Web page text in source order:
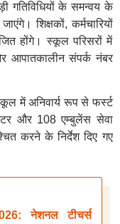
गतिविधियों के समन्वय के
शिक्षकों, कर्मचारियों
होंगे। स्कूल परिसरों में
आपातकालीन संपर्क नंबर
में अनिवार्य रूप से फर्स्ट
और 108 एम्बुलेंस सेवा
करने के निर्देश दिए गए
नेशनल टीचर्स